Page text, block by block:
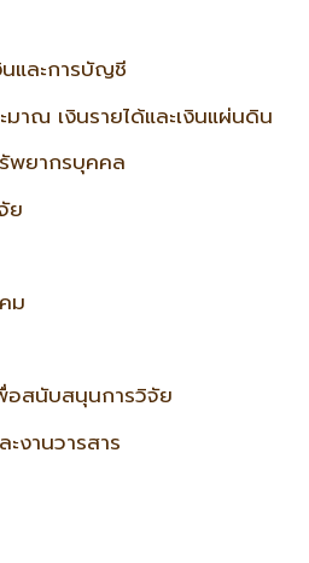
นและการบัญชี
มาณ เงินรายได้และเงินแผ่นดิน
พยากรบุคคล
ย
ม
อสนับสนุนการวิจัย
งานวารสาร